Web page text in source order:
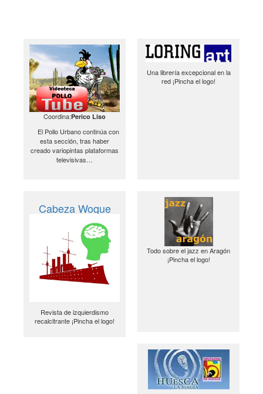
Coordina:Perico Liso
El Pollo Urbano continúa con
esta sección, tras haber
creado variopintas plataformas
televisivas…
Una librería excepcional en la
red ¡Pincha el logo!
Cabeza Woque
Revista de izquierdismo
recalcitrante ¡Pincha el logo!
Todo sobre el jazz en Aragón
¡Pincha el logo!